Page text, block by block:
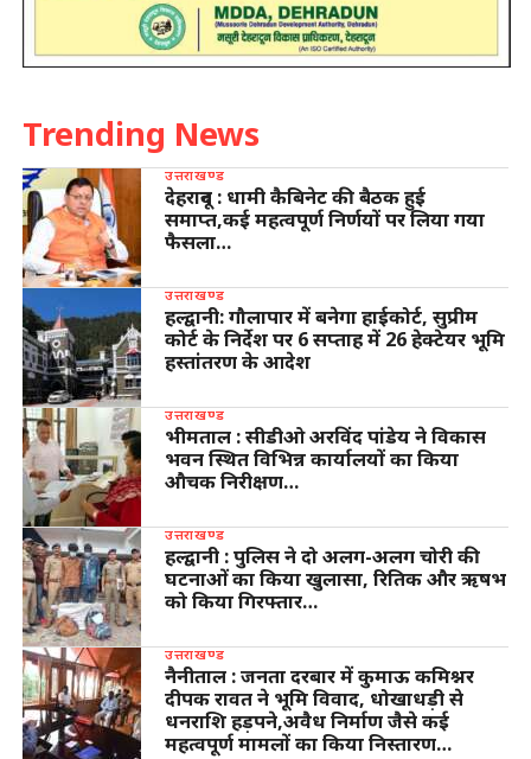
Trending News
उत्तराखण्ड
देहरादून : धामी कैबिनेट की बैठक हुई
समाप्त,कई महत्वपूर्ण निर्णयों पर लिया गया
फैसला…
उत्तराखण्ड
हल्द्वानी: गौलापार में बनेगा हाईकोर्ट, सुप्रीम
कोर्ट के निर्देश पर 6 सप्ताह में 26 हेक्टेयर भूमि
हस्तांतरण के आदेश
उत्तराखण्ड
भीमताल : सीडीओ अरविंद पांडेय ने विकास
भवन स्थित विभिन्न कार्यालयों का किया
औचक निरीक्षण…
उत्तराखण्ड
हल्द्वानी : पुलिस ने दो अलग-अलग चोरी की
घटनाओं का किया खुलासा, रितिक और ऋषभ
को किया गिरफ्तार…
उत्तराखण्ड
नैनीताल : जनता दरबार में कुमाऊ कमिश्नर
दीपक रावत ने भूमि विवाद, धोखाधड़ी से
धनराशि हड़पने,अवैध निर्माण जैसे कई
महत्वपूर्ण मामलों का किया निस्तारण…